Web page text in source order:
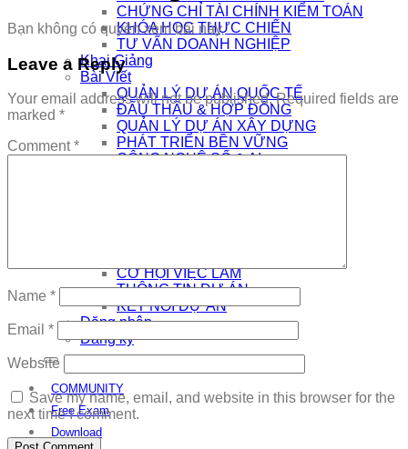
CHỨNG CHỈ TÀI CHÍNH KIỂM TOÁN
KHÓA HỌC THỰC CHIẾN
TƯ VẤN DOANH NGHIỆP
Khai Giảng
Bài Viết
QUẢN LÝ DỰ ÁN QUỐC TẾ
ĐẤU THẦU & HỢP ĐỒNG
QUẢN LÝ DỰ ÁN XÂY DỰNG
PHÁT TRIỂN BỀN VỮNG
CÔNG NGHỆ SỐ & AI
CƠ HỘI VIỆC LÀM
THÔNG TIN DỰ ÁN
KẾT NỐI DỰ ÁN
Đăng nhập
Đăng ký
COMMUNITY
Free Exam
Download
Bạn không có quyền xem bài này
Leave a Reply
Your email address will not be published. Required fields are
marked *
Comment*
Name *
Email *
Website
Save my name, email, and website in this browser for the
next time I comment.